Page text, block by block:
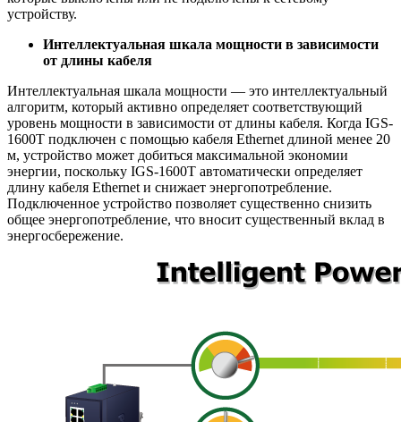
устройству.
Интеллектуальная шкала мощности в зависимости
от длины кабеля
Интеллектуальная шкала мощности — это интеллектуальный
алгоритм, который активно определяет соответствующий
уровень мощности в зависимости от длины кабеля. Когда IGS-
1600T подключен с помощью кабеля Ethernet длиной менее 20
м, устройство может добиться максимальной экономии
энергии, поскольку IGS-1600T автоматически определяет
длину кабеля Ethernet и снижает энергопотребление.
Подключенное устройство позволяет существенно снизить
общее энергопотребление, что вносит существенный вклад в
энергосбережение.